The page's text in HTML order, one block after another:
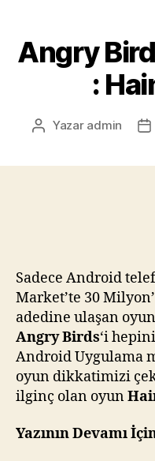
Angry
:
Yazının
Yazar admin
Sadece Android
Market’te 30
adedine ulaşan
Angry Birds‘i
Android Uygulama
oyun dikkatimizi
ilginç olan oyun
Yazının Devamı